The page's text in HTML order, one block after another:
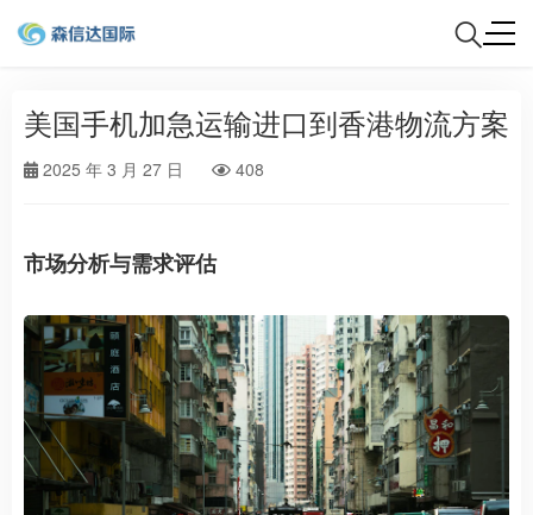
美国手机加急运输进口到香港物流方案
2025 年 3 月 27 日 408
市场分析与需求评估